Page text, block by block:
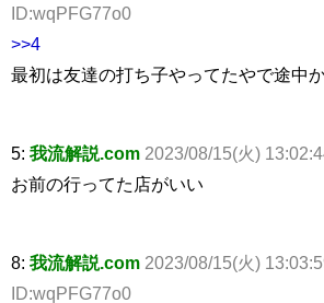
ID:wqPFG77o0
>>4
最初は友達の打ち子やってたやで途中
5: 我流解説.com 2023/08/15(火)
お前の行ってた店がいい
8: 我流解説.com 2023/08/15(火)
ID:wqPFG77o0